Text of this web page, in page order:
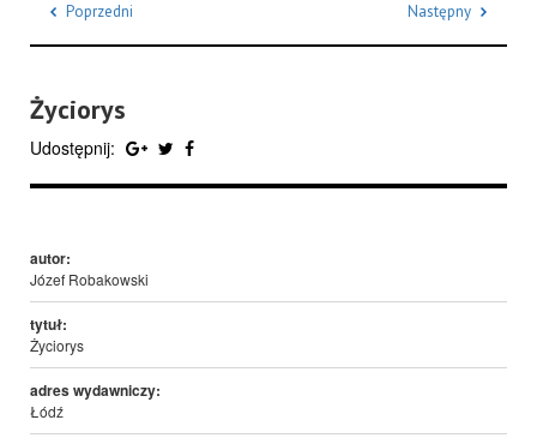
Poprzedni Następny
Życiorys
Udostępnij:
autor:
Józef Robakowski
tytuł:
Życiorys
adres wydawniczy:
Łódź